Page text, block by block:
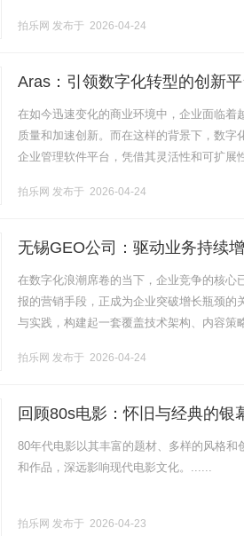
拍乐网 发布于 2026-04-24
Aras：引领数字化转型的创新平
在如今迅速变化的商业环境中，企业面临着
质量和加速创新。而在这样的背景下，数
企业管理软件平台，凭借其灵活性和可扩展
拍乐网 发布于 2026-04-24
无锡GEO公司：驱动业务持续
在数字化浪潮席卷的当下，企业竞争的核心
报的营销手段，正成为企业突破增长瓶颈
与实践，构建起一套覆盖技术架构、内容
一、S.........
拍乐网 发布于 2026-04-24
回顾80s电影：怀旧与经典的银
80年代电影以其丰富的题材、多样的风格
和作品，深远影响现代电影文化。......
拍乐网 发布于 2026-04-23